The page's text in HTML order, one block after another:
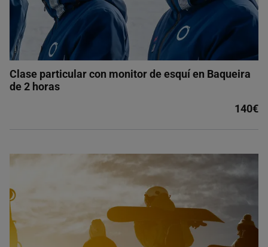
Clase particular con monitor de esquí en Baqueira
de 2 horas
140€